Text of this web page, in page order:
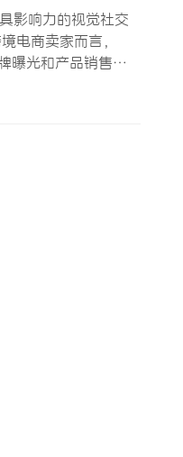
影响力的视觉社交
电商卖家而言，
曝光和产品销售的